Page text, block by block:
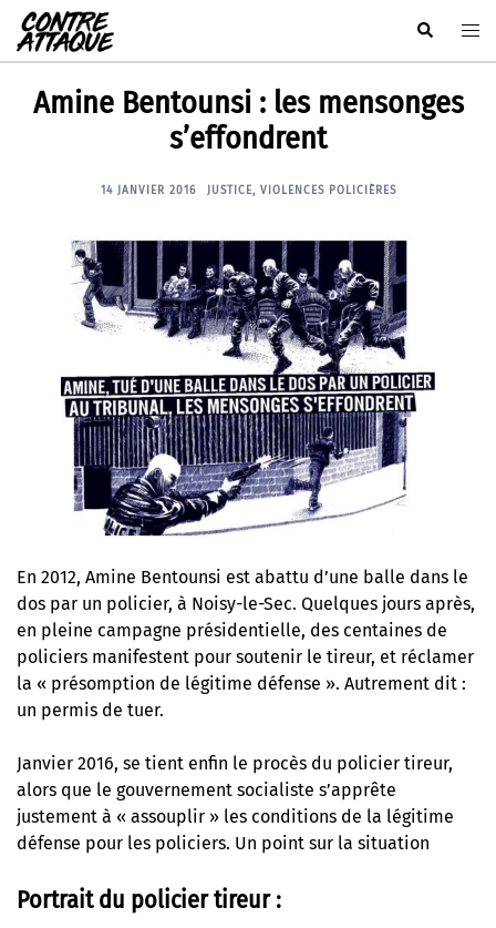
Aller
au
contenu
Rechercher
Amine Bentounsi : les mensonges
s’effondrent
14 JANVIER 2016 JUSTICE, VIOLENCES POLICIÈRES
En 2012, Amine Bentounsi est abattu d’une balle dans le
dos par un policier, à Noisy-le-Sec. Quelques jours après,
en pleine campagne présidentielle, des centaines de
policiers manifestent pour soutenir le tireur, et réclamer
la « présomption de légitime défense ». Autrement dit :
un permis de tuer.
Janvier 2016, se tient enfin le procès du policier tireur,
alors que le gouvernement socialiste s’apprête
justement à « assouplir » les conditions de la légitime
défense pour les policiers. Un point sur la situation
Portrait du policier tireur :